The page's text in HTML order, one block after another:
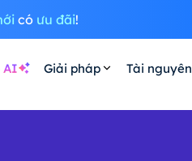
có ưu đãi!
AI Giải pháp Tài nguyên